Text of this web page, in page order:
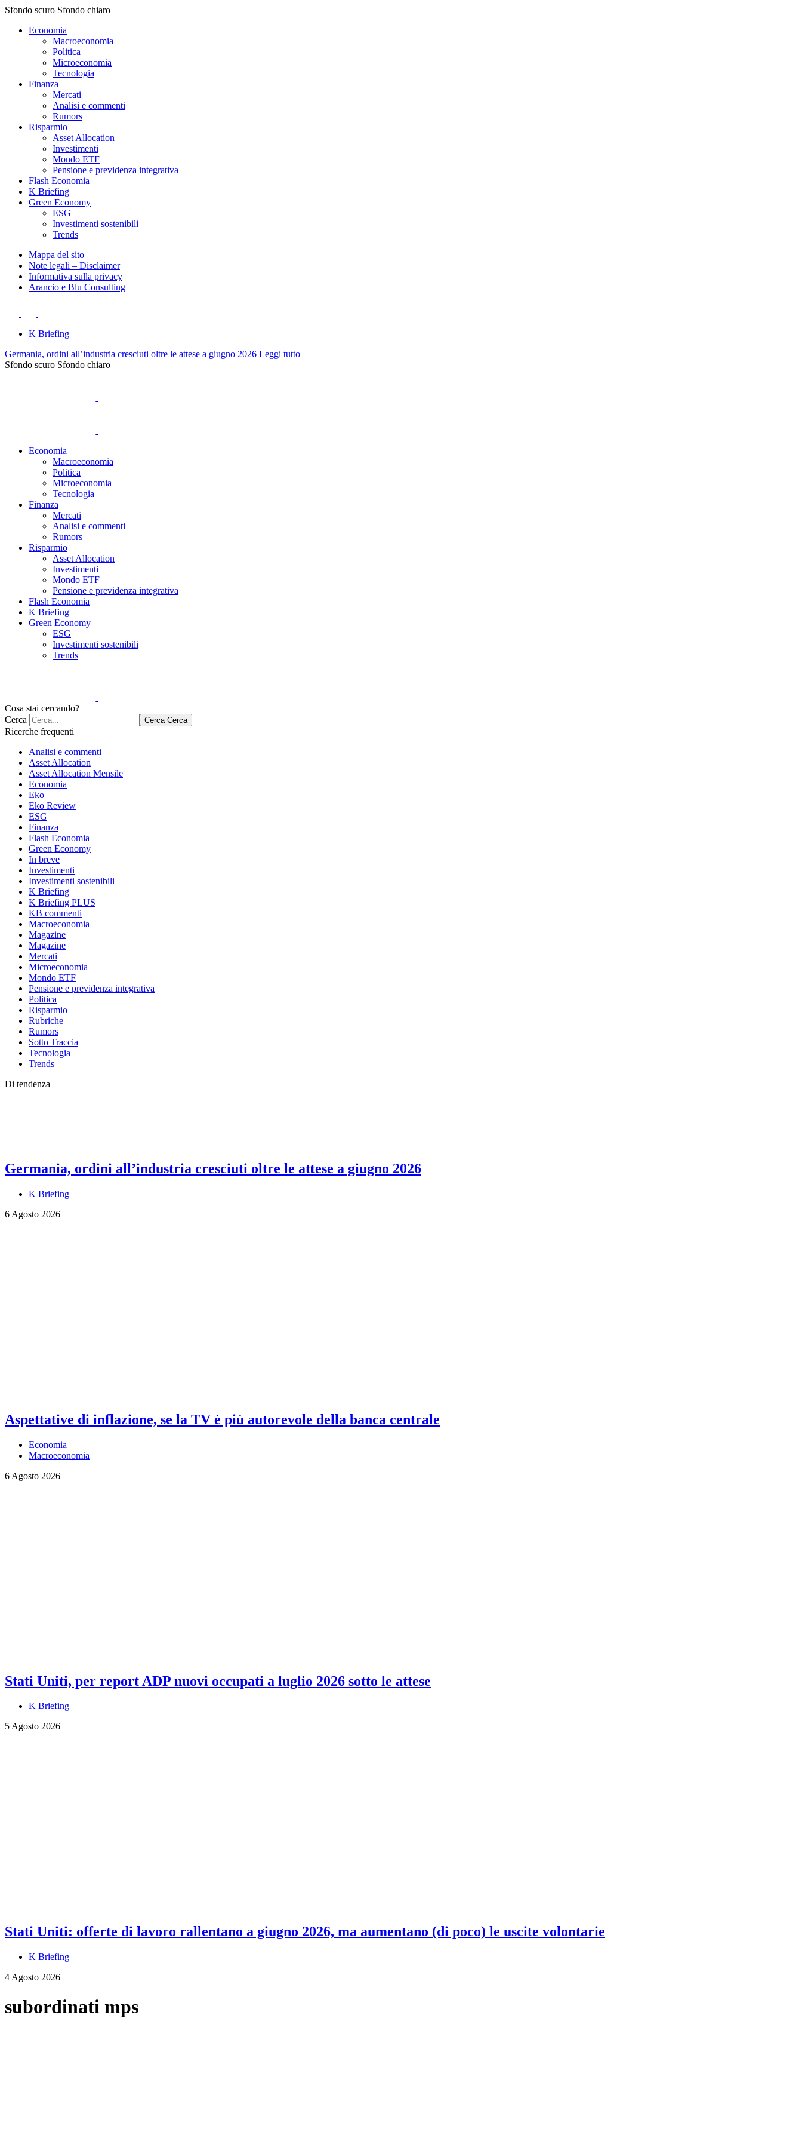
Sfondo scuro Sfondo chiaro
Economia
Macroeconomia
Politica
Microeconomia
Tecnologia
Finanza
Mercati
Analisi e commenti
Rumors
Risparmio
Asset Allocation
Investimenti
Mondo ETF
Pensione e previdenza integrativa
Flash Economia
K Briefing
Green Economy
ESG
Investimenti sostenibili
Trends
Mappa del sito
Note legali – Disclaimer
Informativa sulla privacy
Arancio e Blu Consulting
K Briefing
Germania, ordini all’industria cresciuti oltre le attese a giugno 2026 Leggi tutto
Sfondo scuro Sfondo chiaro
Economia
Macroeconomia
Politica
Microeconomia
Tecnologia
Finanza
Mercati
Analisi e commenti
Rumors
Risparmio
Asset Allocation
Investimenti
Mondo ETF
Pensione e previdenza integrativa
Flash Economia
K Briefing
Green Economy
ESG
Investimenti sostenibili
Trends
Cosa stai cercando?
Cerca
Cerca Cerca
Ricerche frequenti
Analisi e commenti
Asset Allocation
Asset Allocation Mensile
Economia
Eko
Eko Review
ESG
Finanza
Flash Economia
Green Economy
In breve
Investimenti
Investimenti sostenibili
K Briefing
K Briefing PLUS
KB commenti
Macroeconomia
Magazine
Magazine
Mercati
Microeconomia
Mondo ETF
Pensione e previdenza integrativa
Politica
Risparmio
Rubriche
Rumors
Sotto Traccia
Tecnologia
Trends
Di tendenza
Germania, ordini all’industria cresciuti oltre le attese a giugno 2026
K Briefing
6 Agosto 2026
Aspettative di inflazione, se la TV è più autorevole della banca centrale
Economia
Macroeconomia
6 Agosto 2026
Stati Uniti, per report ADP nuovi occupati a luglio 2026 sotto le attese
K Briefing
5 Agosto 2026
Stati Uniti: offerte di lavoro rallentano a giugno 2026, ma aumentano (di poco) le uscite volontarie
K Briefing
4 Agosto 2026
subordinati mps